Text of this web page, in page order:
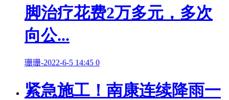
脚治疗花费2万多元，多次
向公...
珊珊-2022-6-5 14:45 0
紧急施工！南康连续降雨一